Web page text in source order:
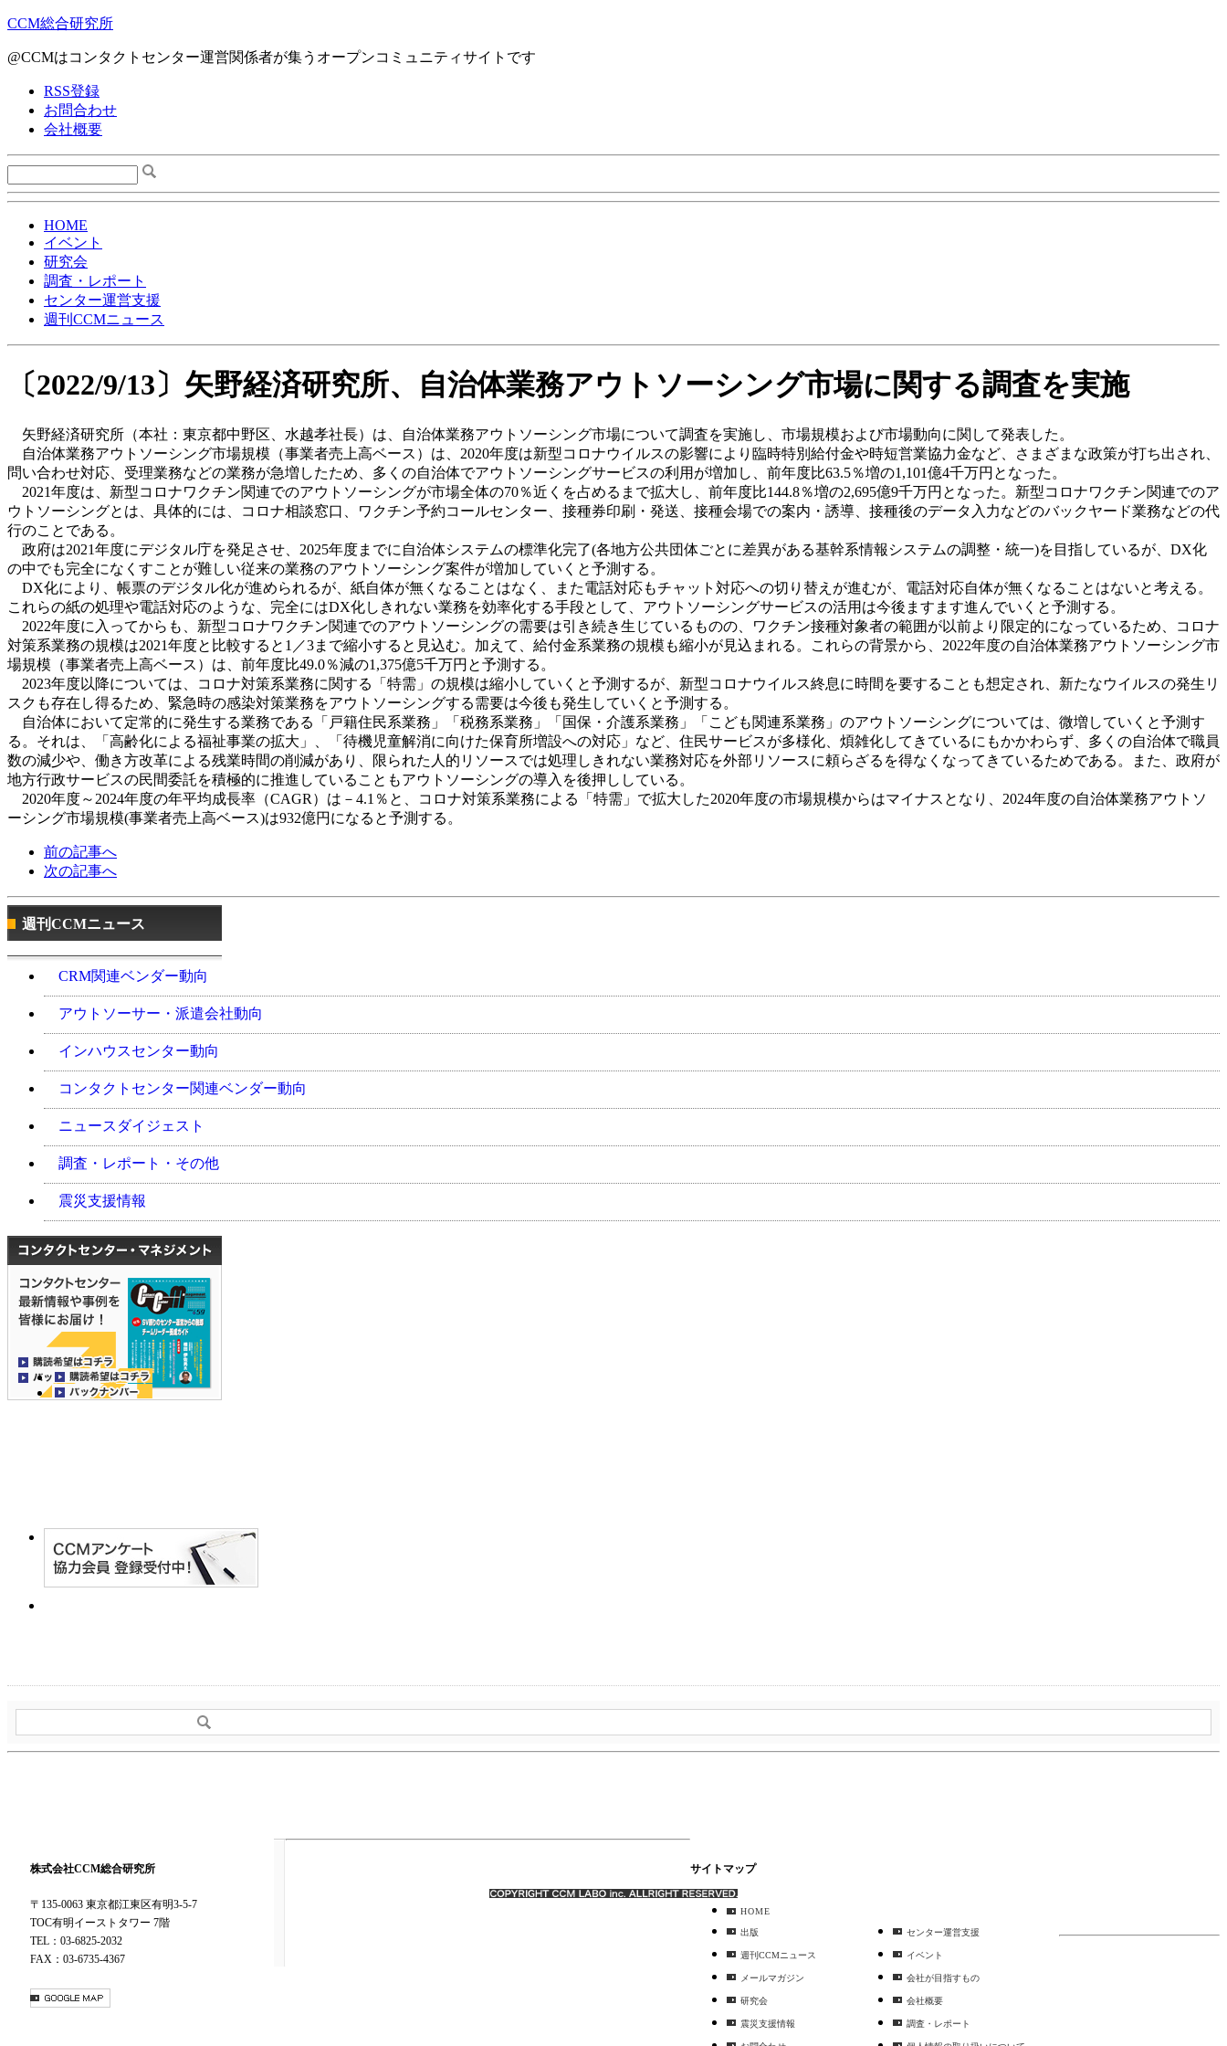
CCM総合研究所
@CCMはコンタクトセンター運営関係者が集うオープンコミュニティサイトです
RSS登録
お問合わせ
会社概要
HOME
イベント
研究会
調査・レポート
センター運営支援
週刊CCMニュース
〔2022/9/13〕矢野経済研究所、自治体業務アウトソーシング市場に関する調査を実施
矢野経済研究所（本社：東京都中野区、水越孝社長）は、自治体業務アウトソーシング市場について調査を実施し、市場規模および市場動向に関して発表した。
自治体業務アウトソーシング市場規模（事業者売上高ベース）は、2020年度は新型コロナウイルスの影響により臨時特別給付金や時短営業協力金など、さまざまな政策が打ち出され、
問い合わせ対応、受理業務などの業務が急増したため、多くの自治体でアウトソーシングサービスの利用が増加し、前年度比63.5％増の1,101億4千万円となった。
2021年度は、新型コロナワクチン関連でのアウトソーシングが市場全体の70％近くを占めるまで拡大し、前年度比144.8％増の2,695億9千万円となった。新型コロナワクチン関連でのア
ウトソーシングとは、具体的には、コロナ相談窓口、ワクチン予約コールセンター、接種券印刷・発送、接種会場での案内・誘導、接種後のデータ入力などのバックヤード業務などの代
行のことである。
政府は2021年度にデジタル庁を発足させ、2025年度までに自治体システムの標準化完了(各地方公共団体ごとに差異がある基幹系情報システムの調整・統一)を目指しているが、DX化
の中でも完全になくすことが難しい従来の業務のアウトソーシング案件が増加していくと予測する。
DX化により、帳票のデジタル化が進められるが、紙自体が無くなることはなく、また電話対応もチャット対応への切り替えが進むが、電話対応自体が無くなることはないと考える。
これらの紙の処理や電話対応のような、完全にはDX化しきれない業務を効率化する手段として、アウトソーシングサービスの活用は今後ますます進んでいくと予測する。
2022年度に入ってからも、新型コロナワクチン関連でのアウトソーシングの需要は引き続き生じているものの、ワクチン接種対象者の範囲が以前より限定的になっているため、コロナ
対策系業務の規模は2021年度と比較すると1／3まで縮小すると見込む。加えて、給付金系業務の規模も縮小が見込まれる。これらの背景から、2022年度の自治体業務アウトソーシング市
場規模（事業者売上高ベース）は、前年度比49.0％減の1,375億5千万円と予測する。
2023年度以降については、コロナ対策系業務に関する「特需」の規模は縮小していくと予測するが、新型コロナウイルス終息に時間を要することも想定され、新たなウイルスの発生リ
スクも存在し得るため、緊急時の感染対策業務をアウトソーシングする需要は今後も発生していくと予測する。
自治体において定常的に発生する業務である「戸籍住民系業務」「税務系業務」「国保・介護系業務」「こども関連系業務」のアウトソーシングについては、微増していくと予測す
る。それは、「高齢化による福祉事業の拡大」、「待機児童解消に向けた保育所増設への対応」など、住民サービスが多様化、煩雑化してきているにもかかわらず、多くの自治体で職員
数の減少や、働き方改革による残業時間の削減があり、限られた人的リソースでは処理しきれない業務対応を外部リソースに頼らざるを得なくなってきているためである。また、政府が
地方行政サービスの民間委託を積極的に推進していることもアウトソーシングの導入を後押ししている。
2020年度～2024年度の年平均成長率（CAGR）は－4.1％と、コロナ対策系業務による「特需」で拡大した2020年度の市場規模からはマイナスとなり、2024年度の自治体業務アウトソ
ーシング市場規模(事業者売上高ベース)は932億円になると予測する。
前の記事へ
次の記事へ
週刊CCMニュース
CRM関連ベンダー動向
アウトソーサー・派遣会社動向
インハウスセンター動向
コンタクトセンター関連ベンダー動向
ニュースダイジェスト
調査・レポート・その他
震災支援情報
株式会社CCM総合研究所
〒135-0063 東京都江東区有明3-5-7
TOC有明イーストタワー 7階
TEL：03-6825-2032
FAX：03-6735-4367
サイトマップ
HOME
出版 センター運営支援
週刊CCMニュース イベント
メールマガジン 会社が目指すもの
研究会 会社概要
震災支援情報 調査・レポート